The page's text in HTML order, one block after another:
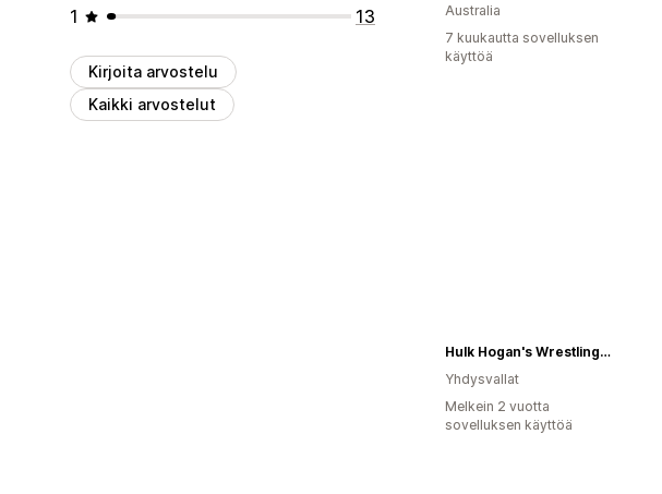
1
13
Kirjoita arvostelu
Kaikki arvostelut
Australia
7 kuukautta sovelluksen
käyttöä
Hulk Hogan's Wrestling Shop
Yhdysvallat
Melkein 2 vuotta
sovelluksen käyttöä